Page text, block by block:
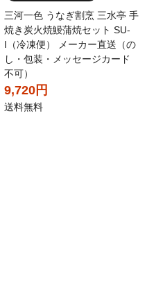
三河一色 うなぎ割烹 三水亭 手
焼き炭火焼鰻蒲焼セット SU-
I（冷凍便） メーカー直送（の
し・包装・メッセージカード
不可）
9,720円
送料無料